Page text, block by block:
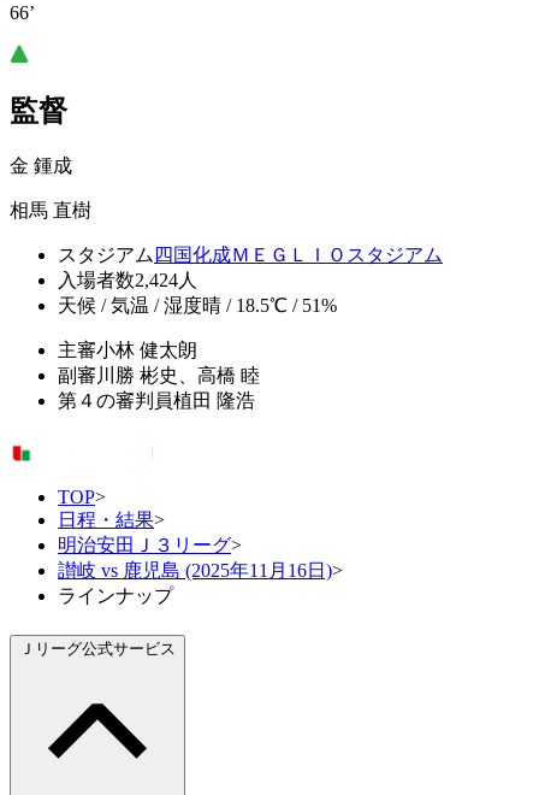
66’
監督
金 鍾成
相馬 直樹
スタジアム 四国化成ＭＥＧＬＩＯスタジアム
入場者数2,424人
天候 / 気温 / 湿度晴 / 18.5℃ / 51%
主審小林 健太朗
副審 川勝 彬史、高橋 睦
第４の審判員植田 隆浩
TOP>
日程・結果>
明治安田Ｊ３リーグ>
讃岐 vs 鹿児島 (2025年11月16日)>
ラインナップ
Ｊリーグ公式サービス